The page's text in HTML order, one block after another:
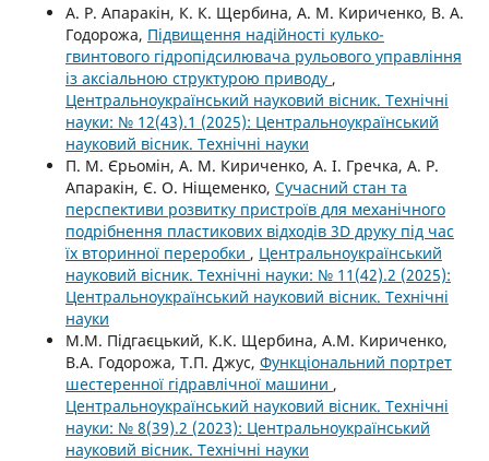
А. Р. Апаракін, К. К. Щербина, А. М. Кириченко, В. А.
Годорожа, Підвищення надійності кулько-
гвинтового гідропідсилювача рульового управління
із аксіальною структурою приводу ,
Центральноукраїнський науковий вісник. Технічні
науки: № 12(43).1 (2025): Центральноукраїнський
науковий вісник. Технічні науки
П. М. Єрьомін, А. М. Кириченко, А. І. Гречка, А. Р.
Апаракін, Є. О. Ніщеменко, Сучасний стан та
перспективи розвитку пристроїв для механічного
подрібнення пластикових відходів 3D друку під час
їх вторинної переробки , Центральноукраїнський
науковий вісник. Технічні науки: № 11(42).2 (2025):
Центральноукраїнський науковий вісник. Технічні
науки
М.М. Підгаєцький, К.К. Щербина, А.М. Кириченко,
В.А. Годорожа, Т.П. Джус, Функціональний портрет
шестеренної гідравлічної машини ,
Центральноукраїнський науковий вісник. Технічні
науки: № 8(39).2 (2023): Центральноукраїнський
науковий вісник. Технічні науки